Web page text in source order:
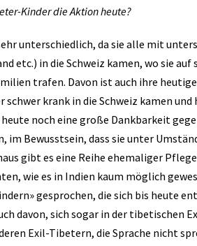
Kinder die Aktion heute?
unterschiedlich, da sie alle mit
etc.) in die Schweiz kamen, wo sie
trafen. Davon ist auch ihre
schwer krank in die Schweiz kamen
noch eine große Dankbarkeit
im Bewusstsein, dass sie unter
gibt es eine Reihe ehemaliger
wie es in Indien kaum möglich
gesprochen, die sich bis heute
davon, sich sogar in der tibetischen
Exil-Tibetern, die Sprache nicht